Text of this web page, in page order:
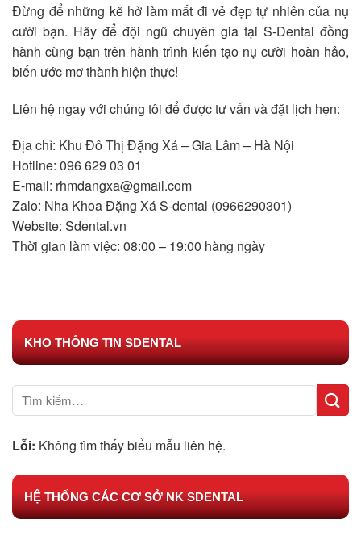
Đừng để những kẽ hở làm mất đi vẻ đẹp tự nhiên của nụ
cười bạn. Hãy để đội ngũ chuyên gia tại S-Dental đồng
hành cùng bạn trên hành trình kiến tạo nụ cười hoàn hảo,
biến ước mơ thành hiện thực!
Liên hệ ngay với chúng tôi để được tư vấn và đặt lịch hẹn:
Địa chỉ: Khu Đô Thị Đặng Xá – Gia Lâm – Hà Nội
Hotline: 096 629 03 01
E-mail: rhmdangxa@gmail.com
Zalo: Nha Khoa Đặng Xá S-dental (0966290301)
Website: Sdental.vn
Thời gian làm việc: 08:00 – 19:00 hàng ngày
KHO THÔNG TIN SDENTAL
Lỗi: Không tìm thấy biểu mẫu liên hệ.
HỆ THỐNG CÁC CƠ SỞ NK SDENTAL